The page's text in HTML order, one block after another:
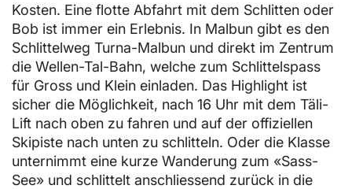
Kosten. Eine flotte Abfahrt mit dem Schlitten oder
Bob ist immer ein Erlebnis. In Malbun gibt es den
Schlittelweg Turna-Malbun und direkt im Zentrum
die Wellen-Tal-Bahn, welche zum Schlittelspass
für Gross und Klein einladen. Das Highlight ist
sicher die Möglichkeit, nach 16 Uhr mit dem Täli-
Lift nach oben zu fahren und auf der offiziellen
Skipiste nach unten zu schlitteln. Oder die Klasse
unternimmt eine kurze Wanderung zum «Sass-
See» und schlittelt anschliessend zurück in die